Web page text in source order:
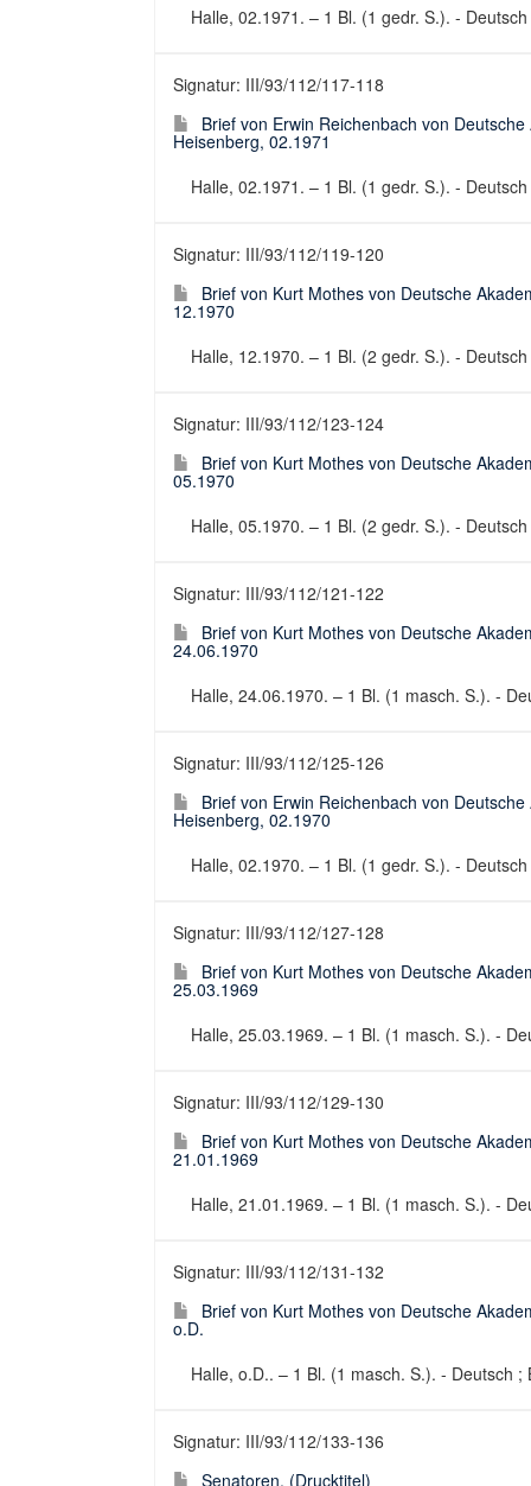
Halle, 02.1971. – 1 Bl. (1 gedr. S.). -
Signatur: III/93/112/117-118
Brief von Erwin Reichenbach von
Heisenberg, 02.1971
Halle, 02.1971. – 1 Bl. (1 gedr. S.). -
Signatur: III/93/112/119-120
Brief von Kurt Mothes von Deutsche
12.1970
Halle, 12.1970. – 1 Bl. (2 gedr. S.). -
Signatur: III/93/112/123-124
Brief von Kurt Mothes von Deutsche
05.1970
Halle, 05.1970. – 1 Bl. (2 gedr. S.). -
Signatur: III/93/112/121-122
Brief von Kurt Mothes von Deutsche
24.06.1970
Halle, 24.06.1970. – 1 Bl. (1 masch. S.). -
Signatur: III/93/112/125-126
Brief von Erwin Reichenbach von
Heisenberg, 02.1970
Halle, 02.1970. – 1 Bl. (1 gedr. S.). -
Signatur: III/93/112/127-128
Brief von Kurt Mothes von Deutsche
25.03.1969
Halle, 25.03.1969. – 1 Bl. (1 masch. S.). -
Signatur: III/93/112/129-130
Brief von Kurt Mothes von Deutsche
21.01.1969
Halle, 21.01.1969. – 1 Bl. (1 masch. S.). -
Signatur: III/93/112/131-132
Brief von Kurt Mothes von Deutsche
o.D.
Halle, o.D.. – 1 Bl. (1 masch. S.). - Deutsch
Signatur: III/93/112/133-136
Senatoren. (Drucktitel)